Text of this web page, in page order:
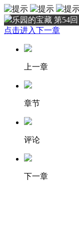
乐园的宝藏 第54回
点击进入下一章
上一章
章节
评论
下一章